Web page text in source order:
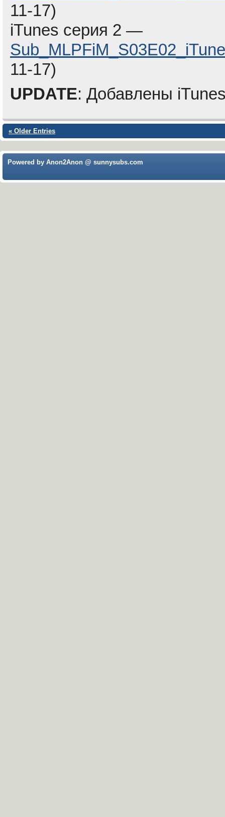
11-17)
iTunes серия 2 —
11-17)
UPDATE: Добавлены
« Older Entries
Powered by Anon2Anon @ sunnysubs.com